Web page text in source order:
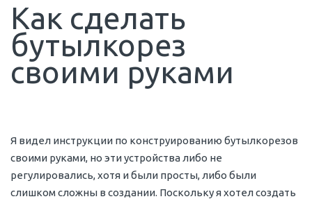
Как сделать
бутылкорез
своими руками
Я видел инструкции по конструированию бутылкорезов
своими руками, но эти устройства либо не
регулировались, хотя и были просты, либо были
слишком сложны в создании. Поскольку я хотел создать